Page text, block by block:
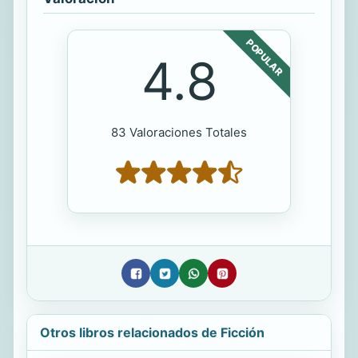
POPULAR
4.8
83 Valoraciones Totales
Otros libros relacionados de Ficción